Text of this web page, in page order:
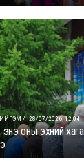
/ 28/07/2026, 12:04
оны эхний